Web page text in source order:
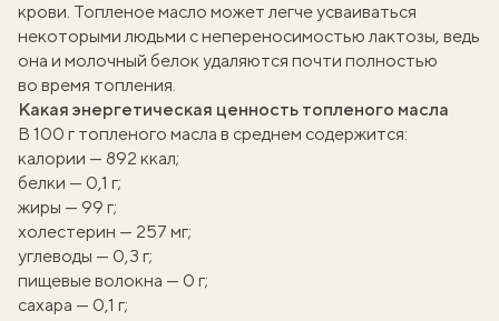
крови. Топленое масло может легче усваиваться
некоторыми людьми с непереносимостью лактозы, ведь
она и молочный белок удаляются почти полностью
во время топления.
Какая энергетическая ценность топленого масла
В 100 г топленого масла в среднем содержится:
калории — 892 ккал;
белки — 0,1 г;
жиры — 99 г;
холестерин — 257 мг;
углеводы — 0,3 г;
пищевые волокна — 0 г;
сахара — 0,1 г;